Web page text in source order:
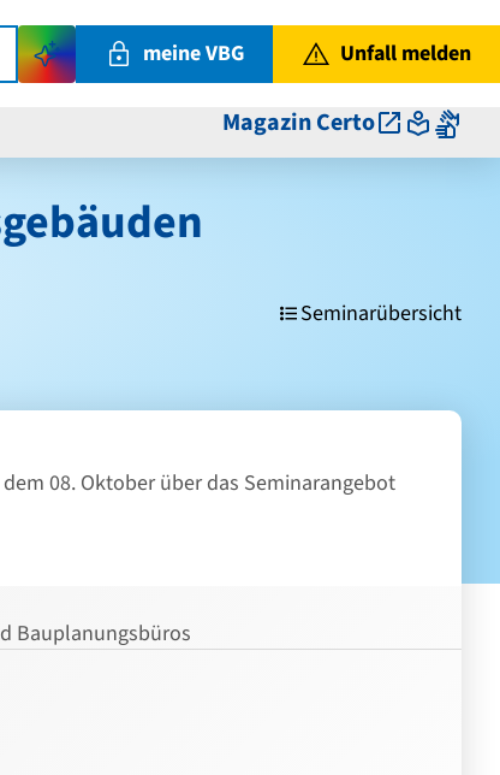
meine VBG Unfall melden
Magazin Certo
Seminarübersicht
08. Oktober über das Seminarangebot
Bauplanungsbüros